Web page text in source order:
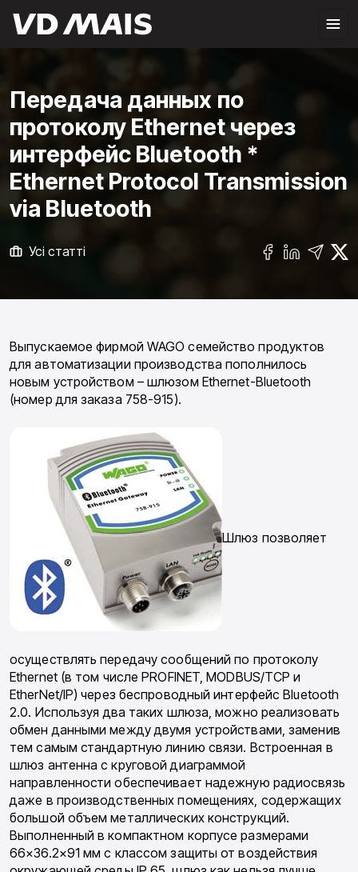
Передача данных по
протоколу Ethernet через
интерфейс Bluetooth *
Ethernet Protocol Transmission
via Bluetooth
Усі статті
Выпускаемое фирмой WAGO семейство продуктов
для автоматизации производства пополнилось
новым устройством – шлюзом Ethernet-Bluetooth
(номер для заказа 758-915).
Шлюз позволяет
осуществлять передачу сообщений по протоколу
Ethernet (в том числе PROFINET, MODBUS/TCP и
EtherNet/IP) через беспроводный интерфейс Bluetooth
2.0. Используя два таких шлюза, можно реализовать
обмен данными между двумя устройствами, заменив
тем самым стандартную линию связи. Встроенная в
шлюз антенна с круговой диаграммой
направленности обеспечивает надежную радиосвязь
даже в производственных помещениях, содержащих
большой объем металлических конструкций.
Выполненный в компактном корпусе размерами
66×36.2×91 мм с классом защиты от воздействия